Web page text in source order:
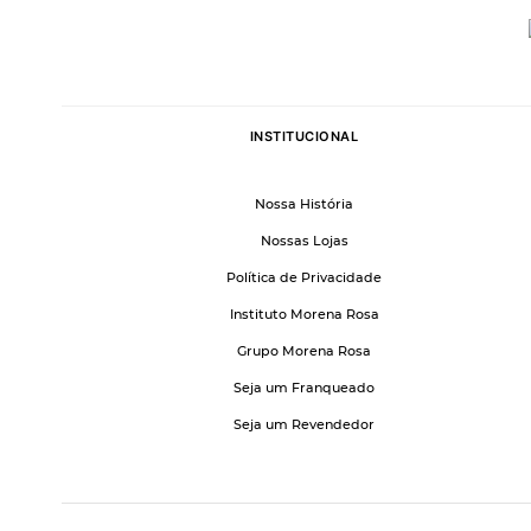
INSTITUCIONAL
Nossa História
Nossas Lojas
Política de Privacidade
Instituto Morena Rosa
Grupo Morena Rosa
Seja um Franqueado
Seja um Revendedor